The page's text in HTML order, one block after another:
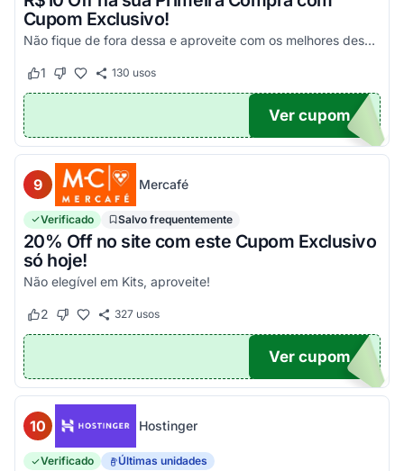
Cupom Exclusivo!
Não fique de fora dessa e aproveite com os melhores descontos! Válido em compras acima de R$100!
Este cupom funcionou
1 Este cupom não funcionou
130 usos
UPOM
Ver cupom
9 Mercafé
Verificado Salvo frequentemente
20% Off no site com este Cupom Exclusivo
só hoje!
Não elegível em Kits, aproveite!
Este cupom funcionou
2 Este cupom não funcionou
327usos
OM20
Ver cupom
10 Hostinger
Verificado Últimas unidades